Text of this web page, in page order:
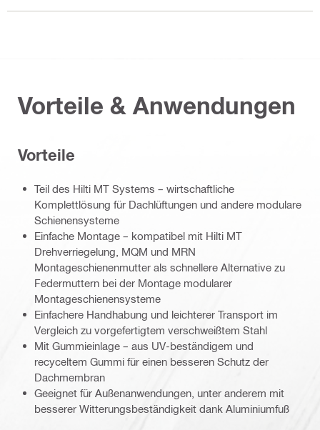
Vorteile & Anwendungen
Vorteile
Teil des Hilti MT Systems – wirtschaftliche
Komplettlösung für Dachlüftungen und andere modulare
Schienensysteme
Einfache Montage – kompatibel mit Hilti MT
Drehverriegelung, MQM und MRN
Montageschienenmutter als schnellere Alternative zu
Federmuttern bei der Montage modularer
Montageschienensysteme
Einfachere Handhabung und leichterer Transport im
Vergleich zu vorgefertigtem verschweißtem Stahl
Mit Gummieinlage – aus UV-beständigem und
recyceltem Gummi für einen besseren Schutz der
Dachmembran
Geeignet für Außenanwendungen, unter anderem mit
besserer Witterungsbeständigkeit dank Aluminiumfuß